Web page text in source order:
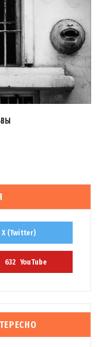
X (Twitter)
632 YouTube